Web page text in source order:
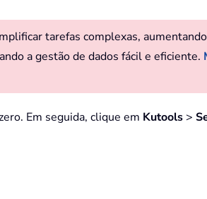
tarefas complexas,
a gestão de dados fácil e eficiente.
Em seguida, clique em Kutools >